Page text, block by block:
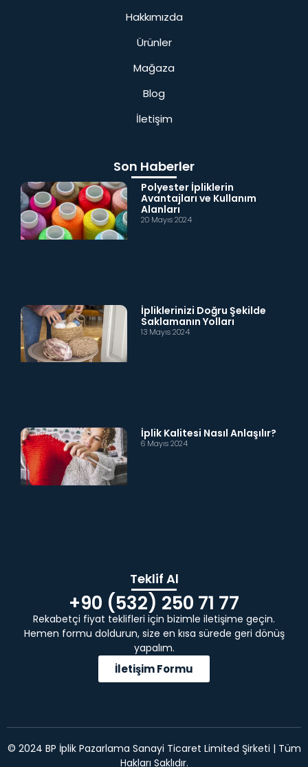
Hakkımızda
Ürünler
Mağaza
Blog
İletişim
Son Haberler
Polyester İpliklerin
Avantajları ve Kullanım
Alanları
20 Mayıs 2024
İpliklerinizi Doğru Şekilde
Saklamanın Yolları
13 Mayıs 2024
İplik Kalitesi Nasıl Anlaşılır?
6 Mayıs 2024
Teklif Al
+90 (532) 250 71 77
Rekabetçi fiyat teklifleri için bizimle iletişime geçin.
Hemen formu doldurun, size en kısa sürede geri dönüş
yapalım.
İletişim Formu
© 2024 BP İplik Pazarlama Sanayi Ticaret Limited Şirketi | Tüm
Hakları Saklıdır.